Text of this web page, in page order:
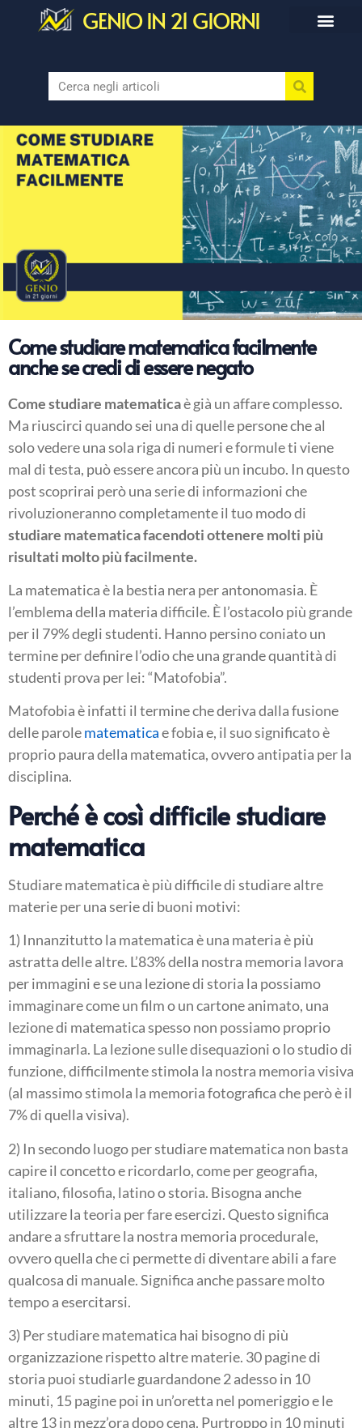
GENIO IN 21 GIORNI
Come studiare matematica facilmente
anche se credi di essere negato
Come studiare matematicaè già un affare complesso.
Ma riuscirci quando sei una di quelle persone che al
solo vedere una sola riga di numeri e formule ti viene
mal di testa, può essere ancora più un incubo. In questo
post scoprirai però una serie di informazioni che
rivoluzioneranno completamente il tuo modo di
studiare matematica facendoti ottenere molti più
risultati molto più facilmente.
La matematica è la bestia nera per antonomasia. È
l’emblema della materia difficile. È l’ostacolo più grande
per il 79% degli studenti. Hanno persino coniato un
termine per definire l’odio che una grande quantità di
studenti prova per lei: “Matofobia”.
Matofobia è infatti il termine che deriva dalla fusione
delle parolematematicae fobia e, il suo significato è
proprio paura della matematica, ovvero antipatia per la
disciplina.
Perché è così difficile studiare
matematica
Studiare matematica è più difficile di studiare altre
materie per una serie di buoni motivi:
1) Innanzitutto la matematica è una materia è più
astratta delle altre. L’83% della nostra memoria lavora
per immagini e se una lezione di storia la possiamo
immaginare come un film o un cartone animato, una
lezione di matematica spesso non possiamo proprio
immaginarla. La lezione sulle disequazioni o lo studio di
funzione, difficilmente stimola la nostra memoria visiva
(al massimo stimola la memoria fotografica che però è il
7% di quella visiva).
2) In secondo luogo per studiare matematica non basta
capire il concetto e ricordarlo, come per geografia,
italiano, filosofia, latino o storia. Bisogna anche
utilizzare la teoria per fare esercizi. Questo significa
andare a sfruttare la nostra memoria procedurale,
ovvero quella che ci permette di diventare abili a fare
qualcosa di manuale. Significa anche passare molto
tempo a esercitarsi.
3) Per studiare matematica hai bisogno di più
organizzazione rispetto altre materie. 30 pagine di
storia puoi studiarle guardandone 2 adesso in 10
minuti, 15 pagine poi in un’oretta nel pomeriggio e le
altre 13 in mezz’ora dopo cena. Purtroppo in 10 minuti